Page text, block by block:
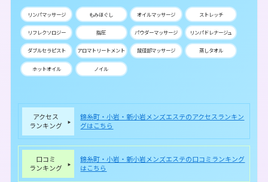
リンパマッサージ もみほぐし オイルマッサージ ストレッチ
リフレクソロジー 指圧 パウダーマッサージ リンパドレナージュ
ダブルセラピスト アロマトリートメント 鼠径部マッサージ 蒸しタオル
ホットオイル ノイル
アクセス
ランキング
錦糸町・小岩・新小岩メンズエステのアクセスランキン
グはこちら
口コミ
ランキング
錦糸町・小岩・新小岩メンズエステの口コミランキング
はこちら